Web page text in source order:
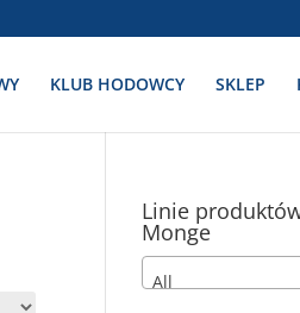
KLUB HODOWCY SKLEP
Linie
Monge
All